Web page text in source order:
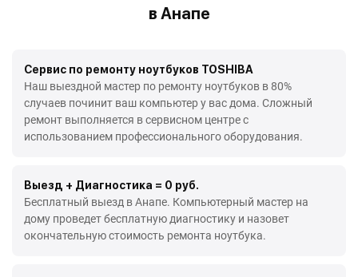
в Анапе
Сервис по ремонту ноутбуков TOSHIBA
Наш выездной мастер по ремонту ноутбуков в 80%
случаев починит ваш компьютер у вас дома. Сложный
ремонт выполняется в сервисном центре с
использованием профессионального оборудования.
Выезд + Диагностика = 0 руб.
Бесплатный выезд в Анапе. Компьютерный мастер на
дому проведет бесплатную диагностику и назовет
окончательную стоимость ремонта ноутбука.